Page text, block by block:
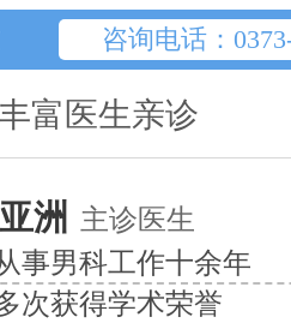
咨询电话：
富医生亲诊
洲 主诊医生
事男科工作十余年
次获得学术荣誉